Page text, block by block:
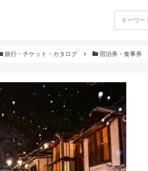
旅行・チケット・カタログ 宿泊券・食事券